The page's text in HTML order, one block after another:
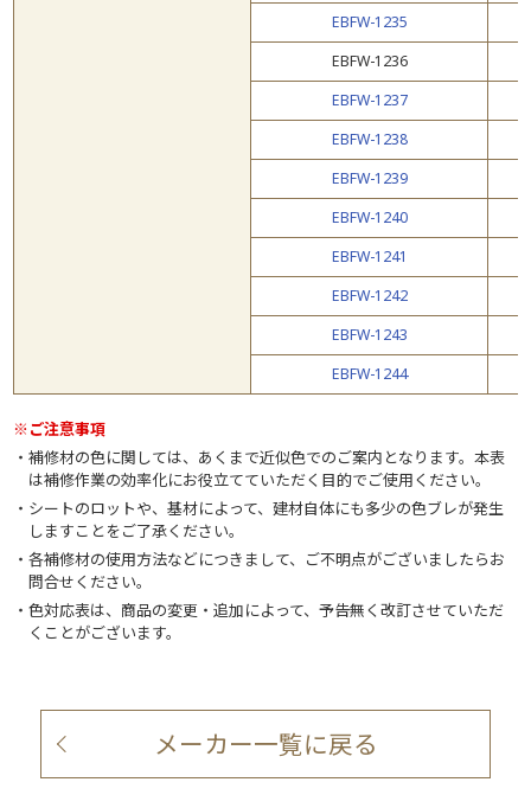
EBFW-1235
EBFW-1236
EBFW-1237
EBFW-1238
EBFW-1239
EBFW-1240
EBFW-1241
EBFW-1242
EBFW-1243
EBFW-1244
※ご注意事項
補修材の色に関しては、あくまで近似色でのご案内となります。本表
は補修作業の効率化にお役立てていただく目的でご使用ください。
シートのロットや、基材によって、建材自体にも多少の色ブレが発生
しますことをご了承ください。
各補修材の使用方法などにつきまして、ご不明点がございましたらお
問合せください。
色対応表は、商品の変更・追加によって、予告無く改訂させていただ
くことがございます。
メーカー一覧に戻る